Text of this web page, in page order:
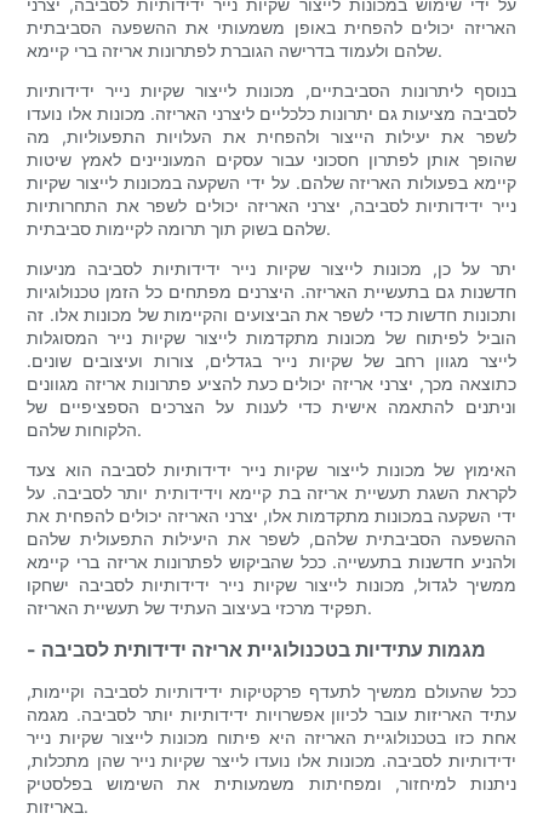
על ידי שימוש במכונות לייצור שקיות נייר ידידותיות לסביבה, יצרני
האריזה יכולים להפחית באופן משמעותי את ההשפעה הסביבתית
שלהם ולעמוד בדרישה הגוברת לפתרונות אריזה ברי קיימא.
בנוסף ליתרונות הסביבתיים, מכונות לייצור שקיות נייר ידידותיות
לסביבה מציעות גם יתרונות כלכליים ליצרני האריזה. מכונות אלו נועדו
לשפר את יעילות הייצור ולהפחית את העלויות התפעוליות, מה
שהופך אותן לפתרון חסכוני עבור עסקים המעוניינים לאמץ שיטות
קיימא בפעולות האריזה שלהם. על ידי השקעה במכונות לייצור שקיות
נייר ידידותיות לסביבה, יצרני האריזה יכולים לשפר את התחרותיות
שלהם בשוק תוך תרומה לקיימות סביבתית.
יתר על כן, מכונות לייצור שקיות נייר ידידותיות לסביבה מניעות
חדשנות גם בתעשיית האריזה. היצרנים מפתחים כל הזמן טכנולוגיות
ותכונות חדשות כדי לשפר את הביצועים והקיימות של מכונות אלו. זה
הוביל לפיתוח של מכונות מתקדמות לייצור שקיות נייר המסוגלות
לייצר מגוון רחב של שקיות נייר בגדלים, צורות ועיצובים שונים.
כתוצאה מכך, יצרני אריזה יכולים כעת להציע פתרונות אריזה מגוונים
וניתנים להתאמה אישית כדי לענות על הצרכים הספציפיים של
הלקוחות שלהם.
האימוץ של מכונות לייצור שקיות נייר ידידותיות לסביבה הוא צעד
לקראת השגת תעשיית אריזה בת קיימא וידידותית יותר לסביבה. על
ידי השקעה במכונות מתקדמות אלו, יצרני האריזה יכולים להפחית את
ההשפעה הסביבתית שלהם, לשפר את היעילות התפעולית שלהם
ולהניע חדשנות בתעשייה. ככל שהביקוש לפתרונות אריזה ברי קיימא
ממשיך לגדול, מכונות לייצור שקיות נייר ידידותיות לסביבה ישחקו
תפקיד מרכזי בעיצוב העתיד של תעשיית האריזה.
- מגמות עתידיות בטכנולוגיית אריזה ידידותית לסביבה
ככל שהעולם ממשיך לתעדף פרקטיקות ידידותיות לסביבה וקיימות,
עתיד האריזות עובר לכיוון אפשרויות ידידותיות יותר לסביבה. מגמה
אחת כזו בטכנולוגיית האריזה היא פיתוח מכונות לייצור שקיות נייר
ידידותיות לסביבה. מכונות אלו נועדו לייצר שקיות נייר שהן מתכלות,
ניתנות למיחזור, ומפחיתות משמעותית את השימוש בפלסטיק
באריזות.